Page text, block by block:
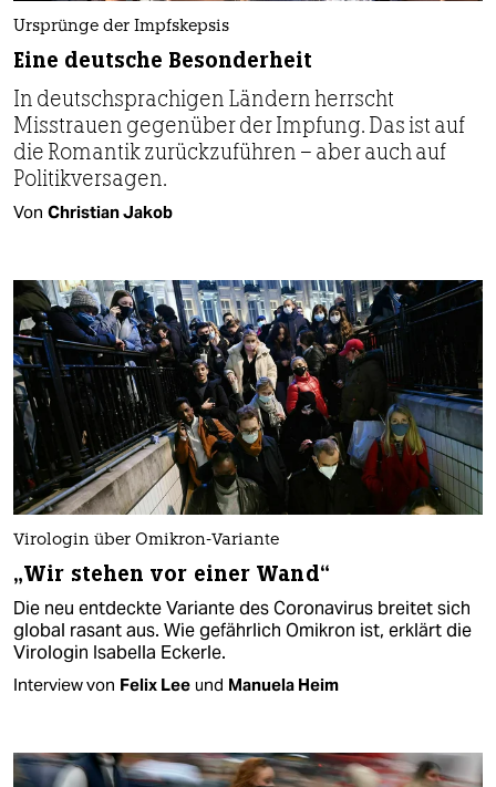
Ursprünge der Impfskepsis
Eine deutsche Besonderheit
In deutschsprachigen Ländern herrscht
Misstrauen gegenüber der Impfung. Das ist auf
die Romantik zurückzuführen – aber auch auf
Politikversagen.
Von Christian Jakob
Virologin über Omikron-Variante
„Wir stehen vor einer Wand“
Die neu entdeckte Variante des Coronavirus breitet sich
global rasant aus. Wie gefährlich Omikron ist, erklärt die
Virologin Isabella Eckerle.
Interview von Felix Lee und Manuela Heim